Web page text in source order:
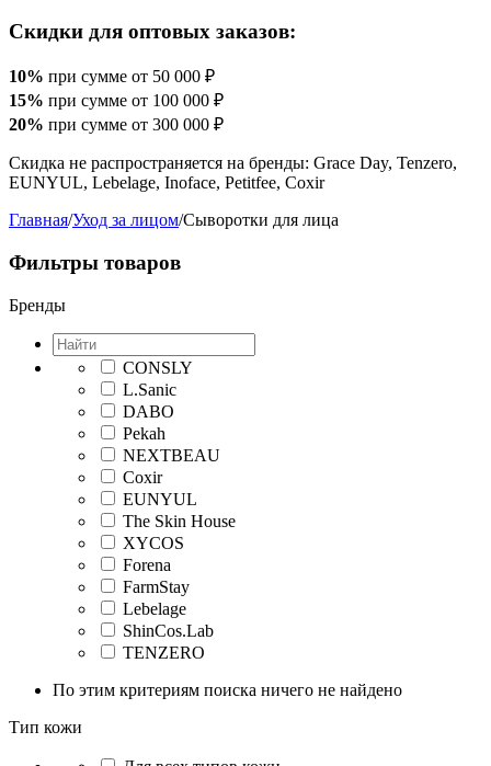
Скидки для оптовых заказов:
10% при сумме от 50 000 ₽
15% при сумме от 100 000 ₽
20% при сумме от 300 000 ₽
Скидка не распространяется на бренды: Grace Day, Tenzero,
EUNYUL, Lebelage, Inoface, Petitfee, Coxir
Главная/Уход за лицом/Сыворотки для лица
Фильтры товаров
Бренды
CONSLY
L.Sanic
DABO
Pekah
NEXTBEAU
Coxir
EUNYUL
The Skin House
XYCOS
Forena
FarmStay
Lebelage
ShinCos.Lab
TENZERO
По этим критериям поиска ничего не найдено
Тип кожи